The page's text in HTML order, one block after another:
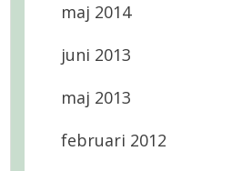
maj 2014
juni 2013
maj 2013
februari 2012